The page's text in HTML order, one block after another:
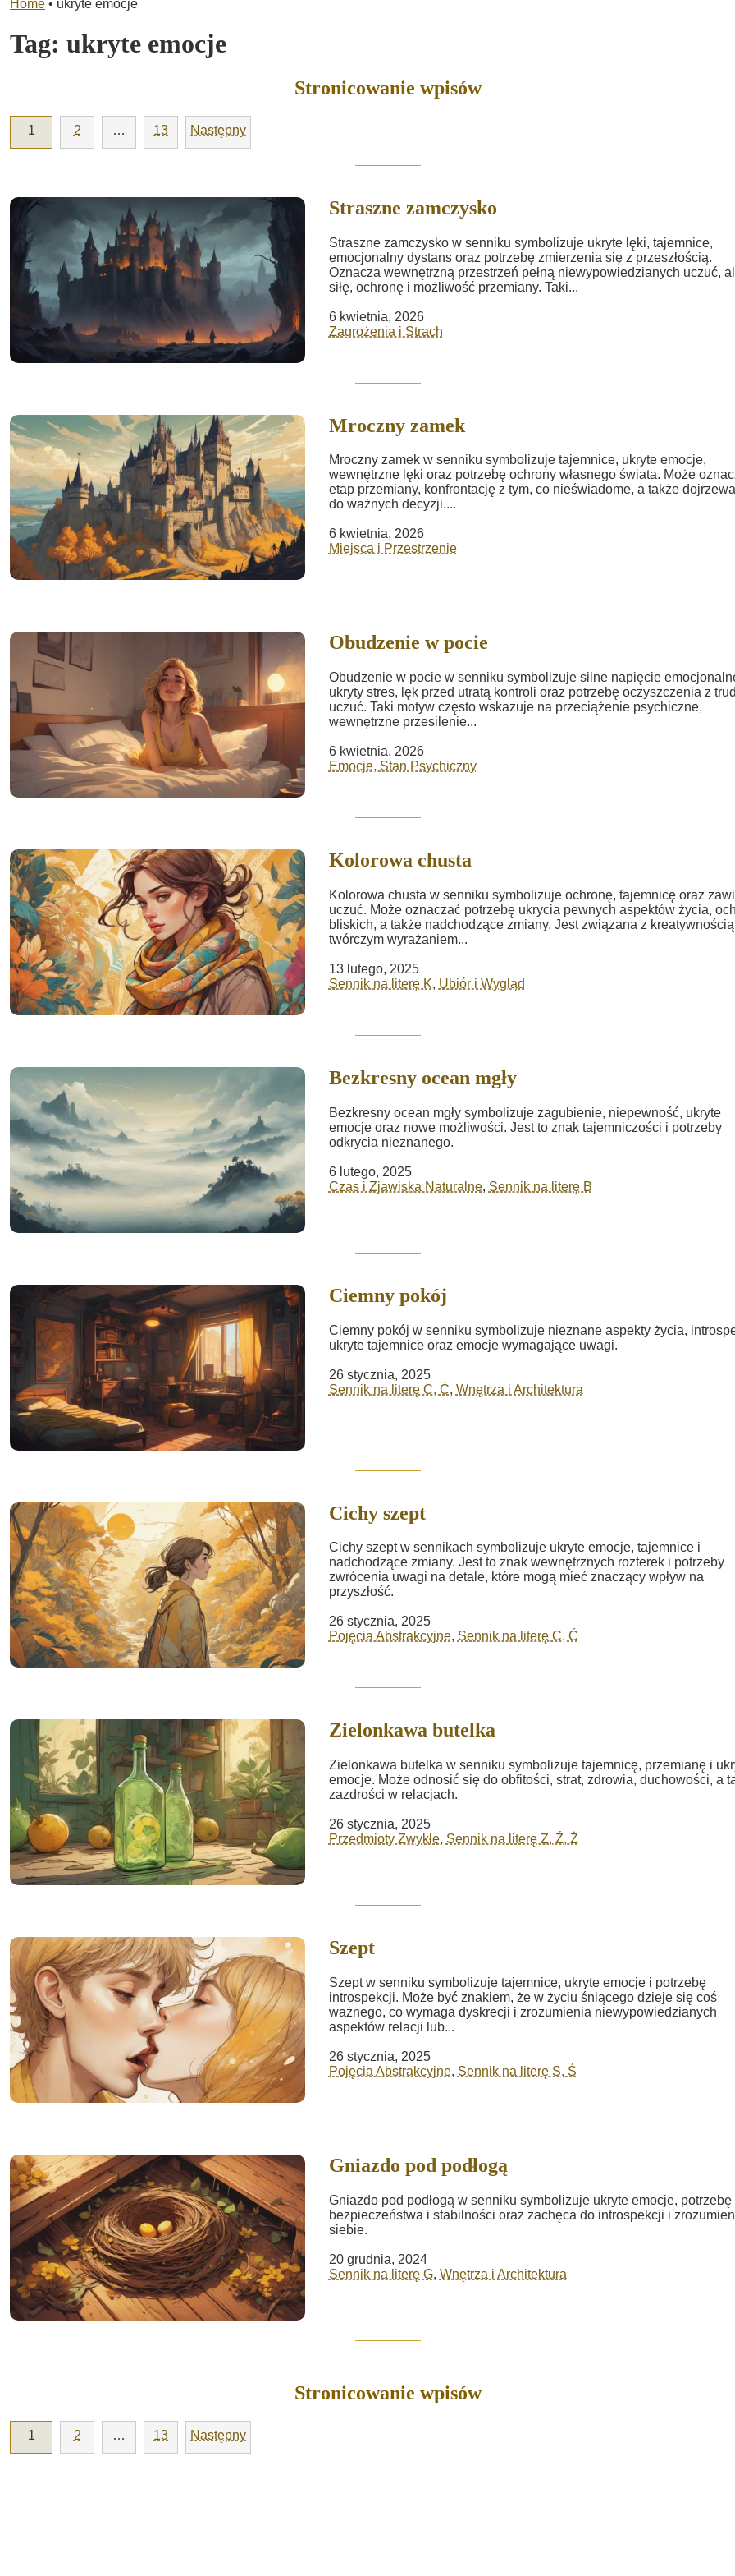
Home • ukryte emocje
Tag: ukryte emocje
Stronicowanie wpisów
1 2 … 13 Następny
Straszne zamczysko
Straszne zamczysko w senniku symbolizuje ukryte lęki, tajemnice,
emocjonalny dystans oraz potrzebę zmierzenia się z przeszłością.
Oznacza wewnętrzną przestrzeń pełną niewypowiedzianych uczuć,
siłę, ochronę i możliwość przemiany. Taki...
6 kwietnia, 2026
Zagrożenia i Strach
Mroczny zamek
Mroczny zamek w senniku symbolizuje tajemnice, ukryte emocje,
wewnętrzne lęki oraz potrzebę ochrony własnego świata. Może
etap przemiany, konfrontację z tym, co nieświadome, a także
do ważnych decyzji....
6 kwietnia, 2026
Miejsca i Przestrzenie
Obudzenie w pocie
Obudzenie w pocie w senniku symbolizuje silne napięcie
ukryty stres, lęk przed utratą kontroli oraz potrzebę oczyszczenia z
uczuć. Taki motyw często wskazuje na przeciążenie psychiczne,
wewnętrzne przesilenie...
6 kwietnia, 2026
Emocje, Stan Psychiczny
Kolorowa chusta
Kolorowa chusta w senniku symbolizuje ochronę, tajemnicę oraz
uczuć. Może oznaczać potrzebę ukrycia pewnych aspektów życia,
bliskich, a także nadchodzące zmiany. Jest związana z
twórczym wyrażaniem...
13 lutego, 2025
Sennik na literę K, Ubiór i Wygląd
Bezkresny ocean mgły
Bezkresny ocean mgły symbolizuje zagubienie, niepewność, ukryte
emocje oraz nowe możliwości. Jest to znak tajemniczości i potrzeby
odkrycia nieznanego.
6 lutego, 2025
Czas i Zjawiska Naturalne, Sennik na literę B
Ciemny pokój
Ciemny pokój w senniku symbolizuje nieznane aspekty życia,
ukryte tajemnice oraz emocje wymagające uwagi.
26 stycznia, 2025
Sennik na literę C, Ć, Wnętrza i Architektura
Cichy szept
Cichy szept w sennikach symbolizuje ukryte emocje, tajemnice i
nadchodzące zmiany. Jest to znak wewnętrznych rozterek i potrzeby
zwrócenia uwagi na detale, które mogą mieć znaczący wpływ na
przyszłość.
26 stycznia, 2025
Pojęcia Abstrakcyjne, Sennik na literę C, Ć
Zielonkawa butelka
Zielonkawa butelka w senniku symbolizuje tajemnicę, przemianę i
emocje. Może odnosić się do obfitości, strat, zdrowia, duchowości, a
zazdrości w relacjach.
26 stycznia, 2025
Przedmioty Zwykłe, Sennik na literę Z, Ź, Ż
Szept
Szept w senniku symbolizuje tajemnice, ukryte emocje i potrzebę
introspekcji. Może być znakiem, że w życiu śniącego dzieje się coś
ważnego, co wymaga dyskrecji i zrozumienia niewypowiedzianych
aspektów relacji lub...
26 stycznia, 2025
Pojęcia Abstrakcyjne, Sennik na literę S, Ś
Gniazdo pod podłogą
Gniazdo pod podłogą w senniku symbolizuje ukryte emocje, potrzebę
bezpieczeństwa i stabilności oraz zachęca do introspekcji i
siebie.
20 grudnia, 2024
Sennik na literę G, Wnętrza i Architektura
Stronicowanie wpisów
1 2 … 13 Następny